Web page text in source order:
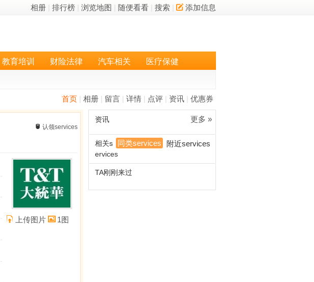
相册 排行榜 浏览地图 随便看看 搜索 添加信息
教育培训 财险法律 汽车相关 医疗保健
首页 相册 留言 详情 点评 资讯 优惠券
认领services
上传图片 1图
更多 »
资讯
同类services 附近services
相关s
ervices
TA刚刚来过